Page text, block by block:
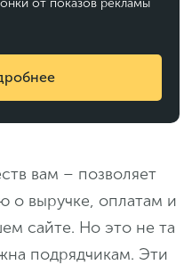
вам – позволяет
о выручке, оплатам и
сайте. Но это не та
подрядчикам. Эти